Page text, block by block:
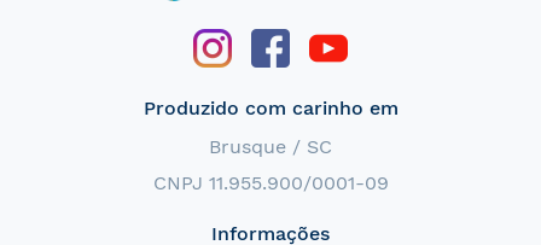
Produzido com carinho em
Brusque / SC
CNPJ 11.955.900/0001-09
Informações